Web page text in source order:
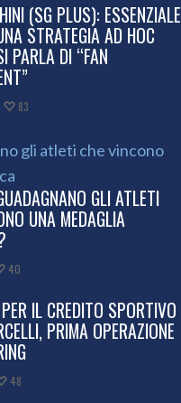
(SG PLUS): ESSENZIALE
STRATEGIA AD HOC
PARLA DI “FAN
83
GLI ATLETI
UNA MEDAGLIA
40
IL CREDITO SPORTIVO
PRIMA OPERAZIONE
48